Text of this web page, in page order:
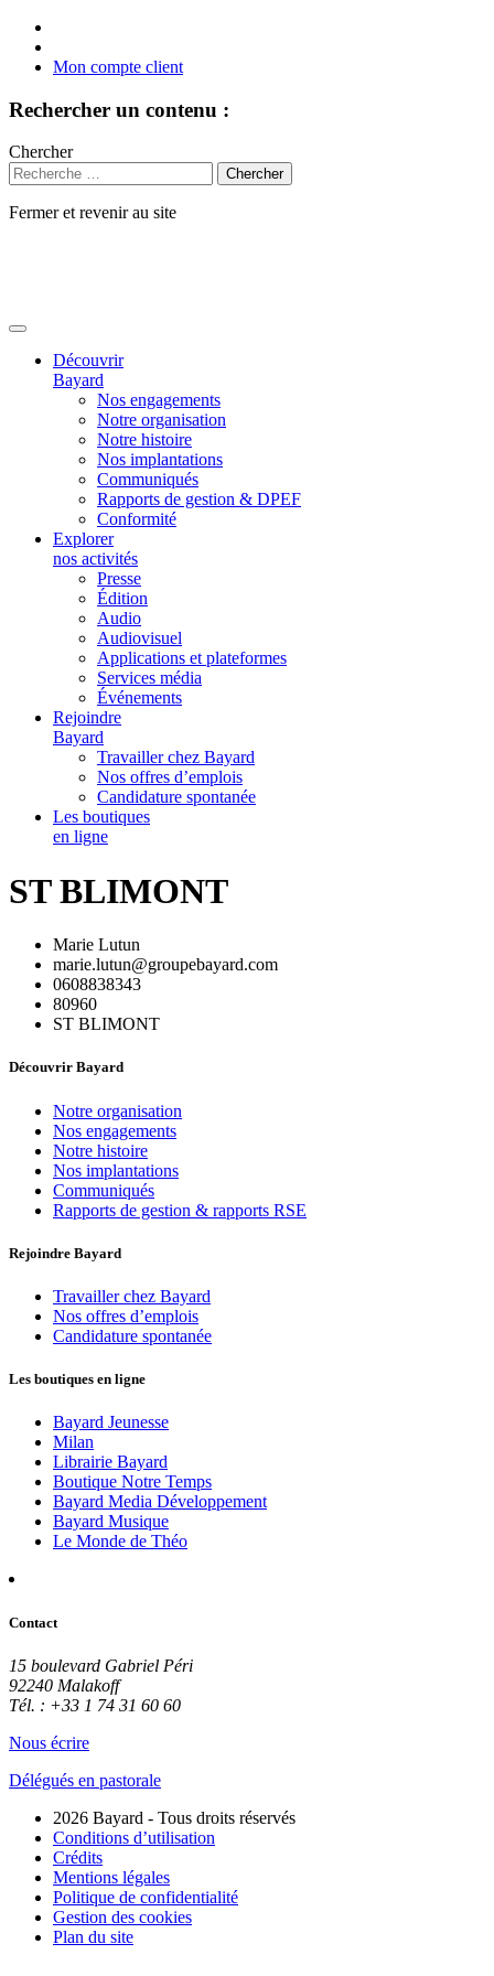
Mon compte client
Rechercher un contenu :
Chercher
Fermer et revenir au site
Découvrir
Bayard
Nos engagements
Notre organisation
Notre histoire
Nos implantations
Communiqués
Rapports de gestion & DPEF
Conformité
Explorer
nos activités
Presse
Édition
Audio
Audiovisuel
Applications et plateformes
Services média
Événements
Rejoindre
Bayard
Travailler chez Bayard
Nos offres d’emplois
Candidature spontanée
Les boutiques
en ligne
ST BLIMONT
Marie Lutun
marie.lutun@groupebayard.com
0608838343
80960
ST BLIMONT
Découvrir Bayard
Notre organisation
Nos engagements
Notre histoire
Nos implantations
Communiqués
Rapports de gestion & rapports RSE
Rejoindre Bayard
Travailler chez Bayard
Nos offres d’emplois
Candidature spontanée
Les boutiques en ligne
Bayard Jeunesse
Milan
Librairie Bayard
Boutique Notre Temps
Bayard Media Développement
Bayard Musique
Le Monde de Théo
Contact
15 boulevard Gabriel Péri
92240 Malakoff
Tél. : +33 1 74 31 60 60
Nous écrire
Délégués en pastorale
2026 Bayard - Tous droits réservés
Conditions d’utilisation
Crédits
Mentions légales
Politique de confidentialité
Gestion des cookies
Plan du site